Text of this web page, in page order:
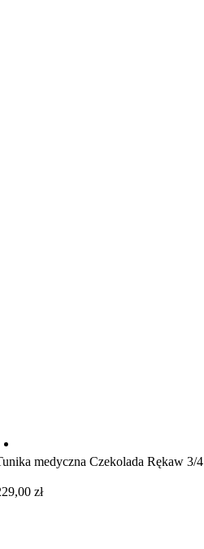
medyczna Czekolada Rękaw 3/4
zł